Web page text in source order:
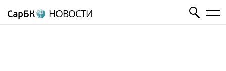
НОВОСТИ